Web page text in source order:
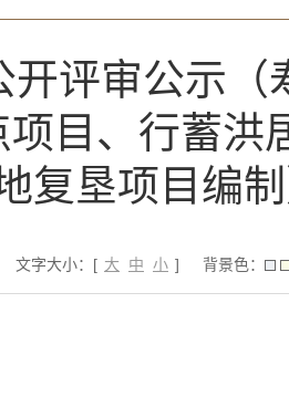
评审公示（
目、行蓄洪
复垦项目编制
文字大小：[ 大 中 小 ] 背景色：